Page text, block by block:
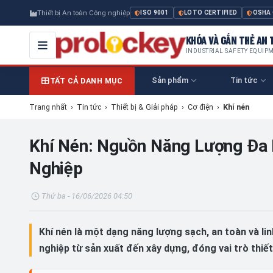
Thiết bị An toàn Công nghiệp ISO 9001 LOTO CERTIFIED OSHA
KHÓA VÀ GẮN THẺ
INDUSTRIAL SAFETY
TẤT CẢ DANH MỤC Sản phẩm Tin tức
Trang nhất › Tin tức › Thiết bị & Giải pháp › Cơ điện › Khí nén
Khí Nén: Nguồn Năng Lượng
Nghiệp
Thứ ba - 16/06/2026 04:50
Khí nén là một dạng năng lượng sạch, an toàn và
nghiệp từ sản xuất đến xây dựng, đóng vai trò